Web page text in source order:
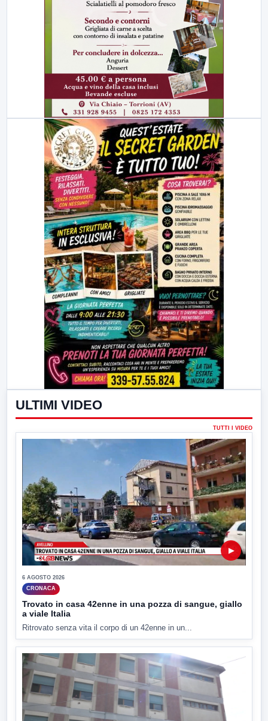
ULTIMI VIDEO
TUTTI I VIDEO
▶
6 AGOSTO 2026
CRONACA
Trovato in casa 42enne in una pozza di sangue, giallo
a viale Italia
Ritrovato senza vita il corpo di un 42enne in un...